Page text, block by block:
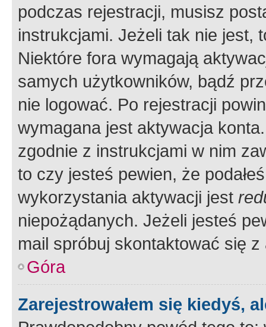
podczas rejestracji, musisz
instrukcjami. Jeżeli tak nie jest,
Niektóre fora wymagają
samych użytkowników, bądź
nie logować. Po rejestracji
wymagana jest aktywacja
zgodnie z instrukcjami w nim
to czy jesteś pewien, że
wykorzystania aktywacji jest
niepożądanych. Jeżeli jesteś
mail spróbuj skontaktować się
Góra
Zarejestrowałem się kiedyś,